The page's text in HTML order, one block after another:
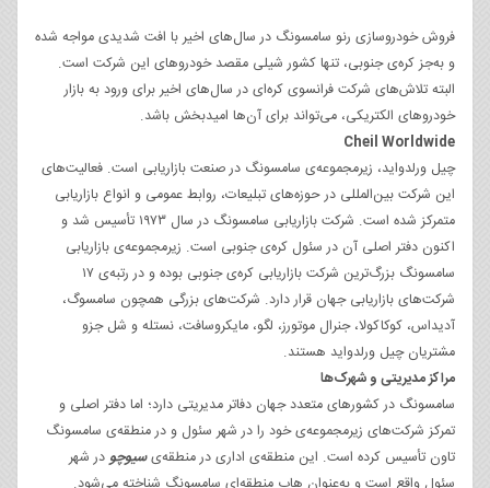
فروش خودروسازی رنو سامسونگ در سال‌های اخیر با افت شدیدی مواجه شده
و به‌جز کره‌ی جنوبی، تنها کشور شیلی مقصد خودروهای این شرکت است.
البته تلاش‌های شرکت فرانسوی کره‌ای در سال‌های اخیر برای ورود به بازار
خودروهای الکتریکی، می‌تواند برای آن‌ها امیدبخش باشد.
Cheil Worldwide
چیل ورلدواید، زیرمجموعه‌ی سامسونگ در صنعت بازاریابی است. فعالیت‌های
این شرکت بین‌المللی در حوزه‌های تبلیعات، روابط عمومی و انواع بازاریابی
متمرکز شده است. شرکت بازاریابی سامسونگ در سال ۱۹۷۳ تأسیس شد و
اکنون دفتر اصلی آن در سئول کره‌ی جنوبی است. زیرمجموعه‌ی بازاریابی
سامسونگ بزرگ‌ترین شرکت بازاریابی کره‌ی جنوبی بوده و در رتبه‌ی ۱۷
شرکت‌های بازاریابی جهان قرار دارد. شرکت‌های بزرگی همچون سامسوگ،
آدیداس، کوکاکولا، جنرال موتورز، لگو، مایکروسافت، نستله و شل جزو
مشتریان چیل ورلدواید هستند.
مراکز مدیریتی و شهرک‌ها
سامسونگ در کشورهای متعدد جهان دفاتر مدیریتی دارد؛ اما دفتر اصلی و
تمرکز شرکت‌های زیرمجموعه‌ی خود را در شهر سئول و در منطقه‌ی سامسونگ
تاون تأسیس کرده است. این منطقه‌ی اداری در منطقه‌یسیوچودر شهر